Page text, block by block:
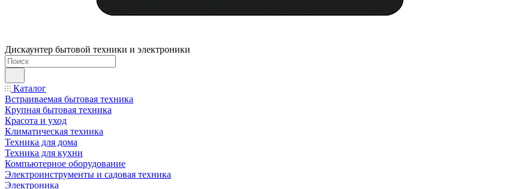
Дискаунтер бытовой техники и электроники
Каталог
Встраиваемая бытовая техника
Крупная бытовая техника
Красота и уход
Климатическая техника
Техника для дома
Техника для кухни
Компьютерное оборудование
Электроинструменты и садовая техника
Электроника